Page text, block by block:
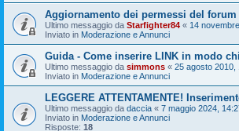
Aggiornamento dei permessi del forum
Ultimo messaggio da Starfighter84 « 14
Inviato in Moderazione e Annunci
Guida - Come inserire LINK in modo
Ultimo messaggio da simmons « 25 agosto 2010,
Inviato in Moderazione e Annunci
LEGGERE ATTENTAMENTE!
Ultimo messaggio da daccia « 7 maggio 2024,
Inviato in Moderazione e Annunci
Risposte: 18